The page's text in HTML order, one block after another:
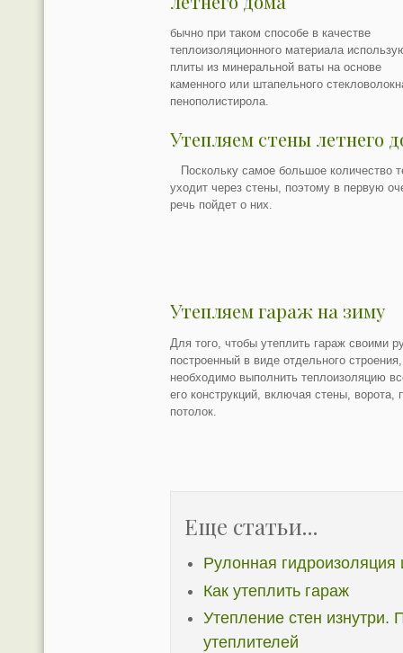
бычно при таком способе в качестве
теплоизоляционного материала
плиты из минеральной ваты на основе
каменного или штапельного
пенополистирола.
Утепляем стены летнего
Поскольку самое большое количество
уходит через стены, поэтому в первую
речь пойдет о них.
Утепляем гараж на зиму
Для того, чтобы утеплить гараж своими
построенный в виде отдельного строения,
необходимо выполнить теплоизоляцию
его конструкций, включая стены, ворота,
потолок.
Еще статьи...
Рулонная
Как утеплить гараж
Утепление стен
утеплителей